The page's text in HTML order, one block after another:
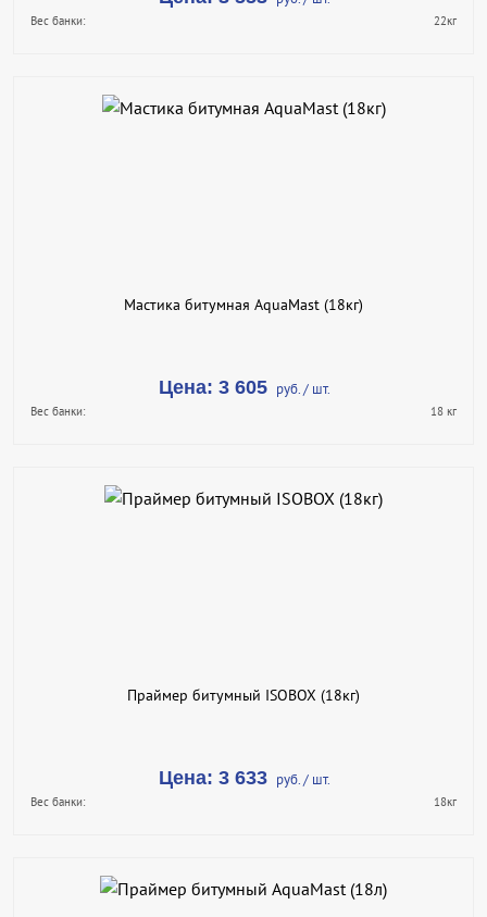
Вес банки: 22кг
В КОРЗИНУ
Мастика битумная AquaMast (18кг)
Цена: 3 605 руб. / шт.
Вес банки: 18 кг
В КОРЗИНУ
Праймер битумный ISOBOX (18кг)
Цена: 3 633 руб. / шт.
Вес банки: 18кг
В КОРЗИНУ